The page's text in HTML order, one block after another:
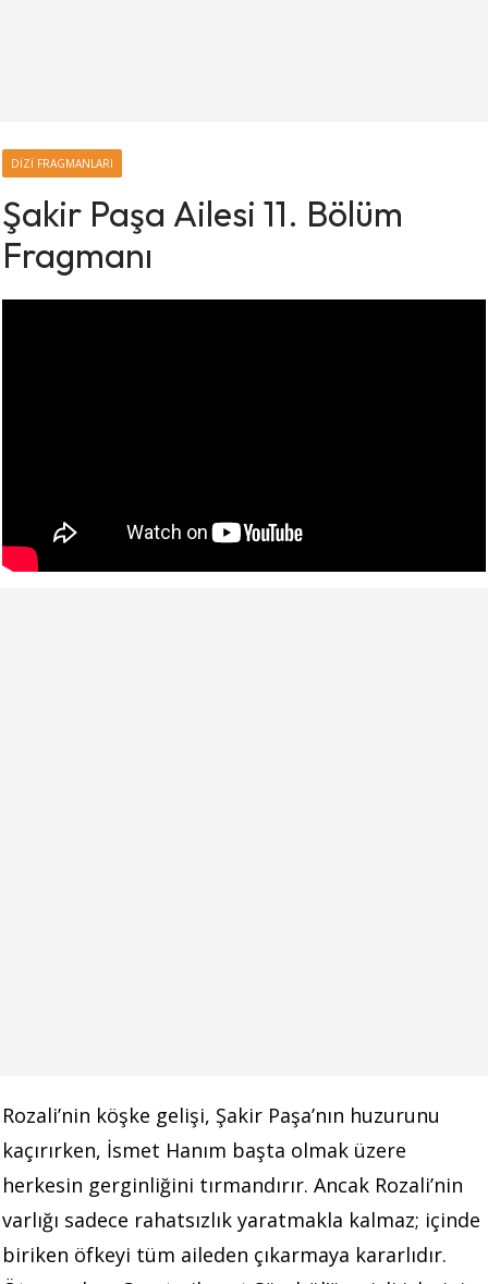
DIZI FRAGMANLARI
Şakir Paşa Ailesi 11. Bölüm
Fragmanı
Rozali’nin köşke gelişi, Şakir Paşa’nın huzurunu
kaçırırken, İsmet Hanım başta olmak üzere
herkesin gerginliğini tırmandırır. Ancak Rozali’nin
varlığı sadece rahatsızlık yaratmakla kalmaz; içinde
biriken öfkeyi tüm aileden çıkarmaya kararlıdır.